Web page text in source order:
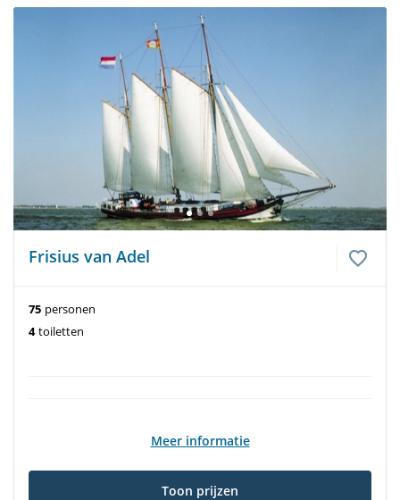
Frisius van Adel
75 personen
4 toiletten
Meer informatie
Toon prijzen